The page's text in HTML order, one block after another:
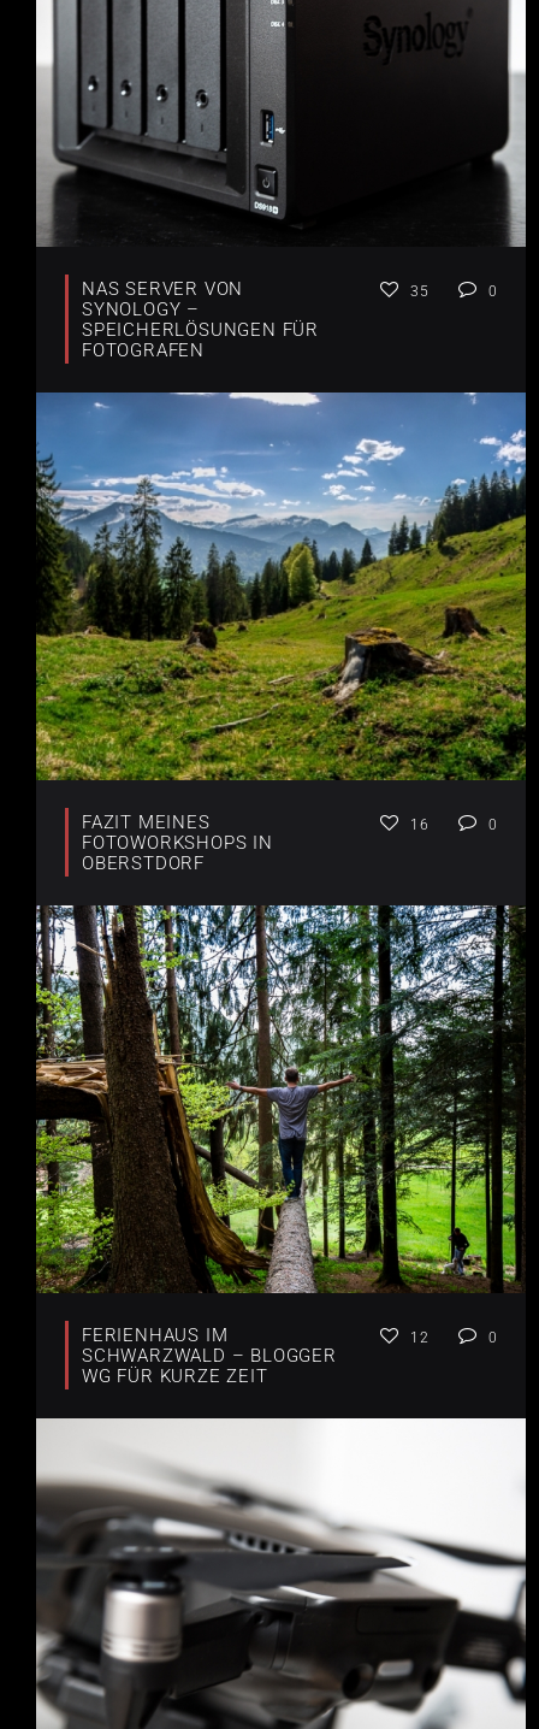
NAS SERVER VON
SYNOLOGY –
SPEICHERLÖSUNGEN FÜR
FOTOGRAFEN
35 0
FAZIT MEINES
FOTOWORKSHOPS IN
OBERSTDORF
16 0
FERIENHAUS IM
SCHWARZWALD – BLOGGER
WG FÜR KURZE ZEIT
12 0